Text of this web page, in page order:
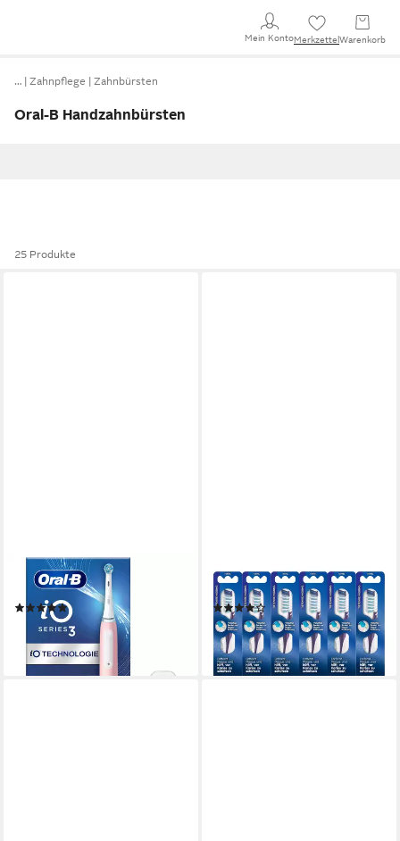
Mein KontoMerkzettel Warenkorb
… Zahnpflege Zahnbürsten
Oral-B Handzahnbürsten
25 Produkte
ORAL-B
Elektrische Zahnbürste iO 3
(1)
ab 68,00 €
(0,76 €/ 1 Stk)
lieferbar - in 2-3 Werktagen bei dir
ORAL-B
Zahnbürste
(1)
23,79 €
lieferbar - in 4-5 Werktagen bei dir